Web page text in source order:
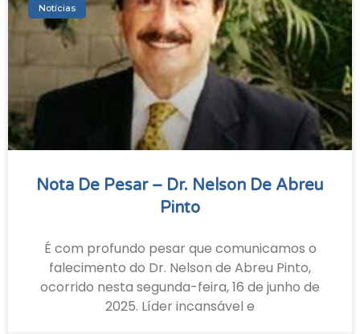
Notícias
Nota De Pesar – Dr. Nelson De Abreu
Pinto
É com profundo pesar que comunicamos o
falecimento do Dr. Nelson de Abreu Pinto,
ocorrido nesta segunda-feira, 16 de junho de
2025. Líder incansável e